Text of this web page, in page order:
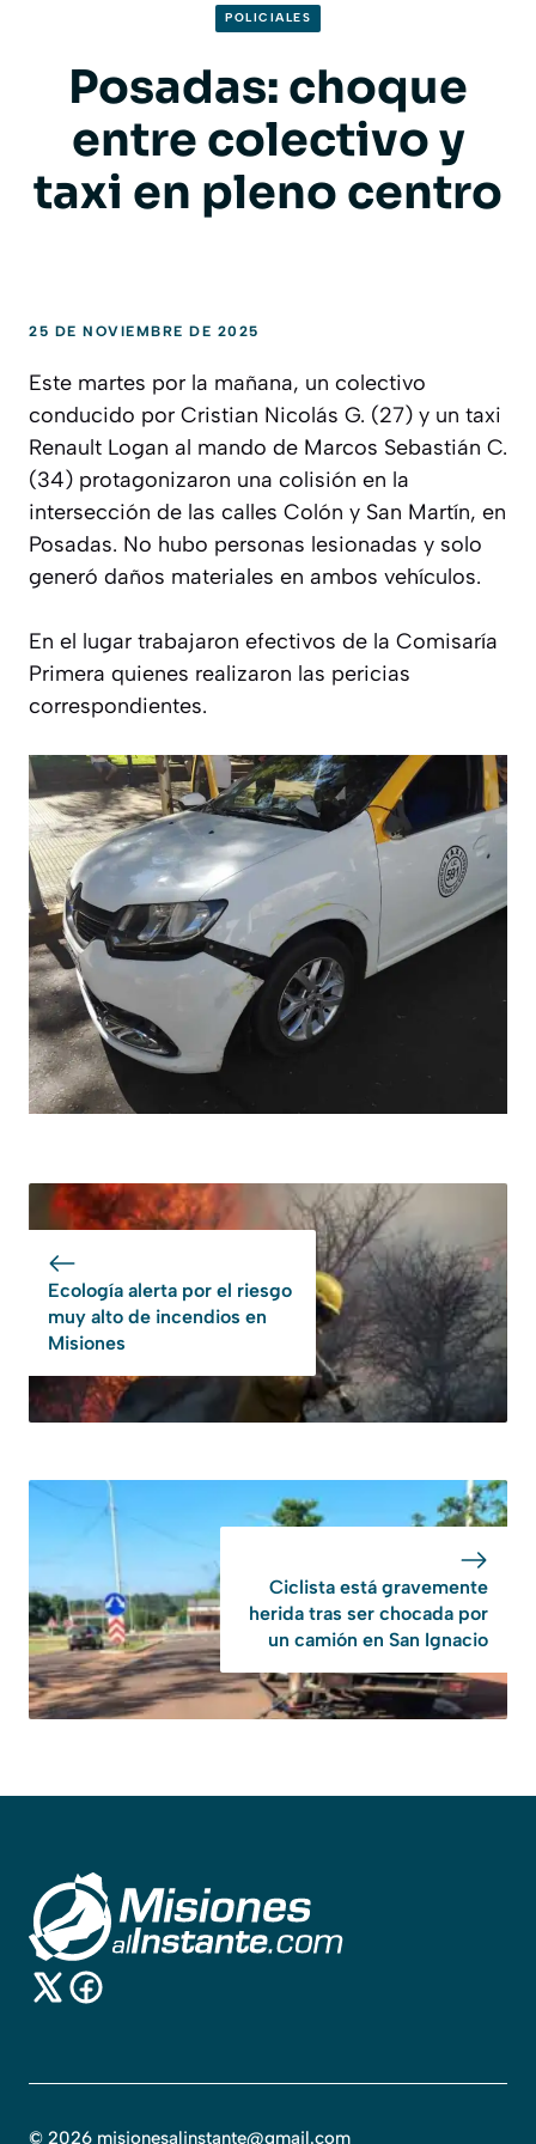
POLICIALES
Posadas: choque
entre colectivo y
taxi en pleno centro
25 DE NOVIEMBRE DE 2025
Este martes por la mañana, un colectivo
conducido por Cristian Nicolás G. (27) y un taxi
Renault Logan al mando de Marcos Sebastián C.
(34) protagonizaron una colisión en la
intersección de las calles Colón y San Martín, en
Posadas. No hubo personas lesionadas y solo
generó daños materiales en ambos vehículos.
En el lugar trabajaron efectivos de la Comisaría
Primera quienes realizaron las pericias
correspondientes.
Ecología alerta por el riesgo
muy alto de incendios en
Misiones
Ciclista está gravemente
herida tras ser chocada por
un camión en San Ignacio
© 2026 misionesalinstante@gmail.com